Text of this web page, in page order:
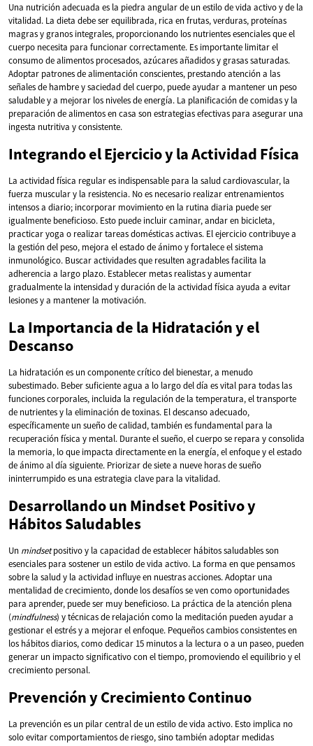
Una nutrición adecuada es la piedra angular de un estilo de vida activo y de la
vitalidad. La dieta debe ser equilibrada, rica en frutas, verduras, proteínas
magras y granos integrales, proporcionando los nutrientes esenciales que el
cuerpo necesita para funcionar correctamente. Es importante limitar el
consumo de alimentos procesados, azúcares añadidos y grasas saturadas.
Adoptar patrones de alimentación conscientes, prestando atención a las
señales de hambre y saciedad del cuerpo, puede ayudar a mantener un peso
saludable y a mejorar los niveles de energía. La planificación de comidas y la
preparación de alimentos en casa son estrategias efectivas para asegurar una
ingesta nutritiva y consistente.
Integrando el Ejercicio y la Actividad Física
La actividad física regular es indispensable para la salud cardiovascular, la
fuerza muscular y la resistencia. No es necesario realizar entrenamientos
intensos a diario; incorporar movimiento en la rutina diaria puede ser
igualmente beneficioso. Esto puede incluir caminar, andar en bicicleta,
practicar yoga o realizar tareas domésticas activas. El ejercicio contribuye a
la gestión del peso, mejora el estado de ánimo y fortalece el sistema
inmunológico. Buscar actividades que resulten agradables facilita la
adherencia a largo plazo. Establecer metas realistas y aumentar
gradualmente la intensidad y duración de la actividad física ayuda a evitar
lesiones y a mantener la motivación.
La Importancia de la Hidratación y el
Descanso
La hidratación es un componente crítico del bienestar, a menudo
subestimado. Beber suficiente agua a lo largo del día es vital para todas las
funciones corporales, incluida la regulación de la temperatura, el transporte
de nutrientes y la eliminación de toxinas. El descanso adecuado,
específicamente un sueño de calidad, también es fundamental para la
recuperación física y mental. Durante el sueño, el cuerpo se repara y consolida
la memoria, lo que impacta directamente en la energía, el enfoque y el estado
de ánimo al día siguiente. Priorizar de siete a nueve horas de sueño
ininterrumpido es una estrategia clave para la vitalidad.
Desarrollando un Mindset Positivo y
Hábitos Saludables
Un mindsetpositivo y la capacidad de establecer hábitos saludables son
esenciales para sostener un estilo de vida activo. La forma en que pensamos
sobre la salud y la actividad influye en nuestras acciones. Adoptar una
mentalidad de crecimiento, donde los desafíos se ven como oportunidades
para aprender, puede ser muy beneficioso. La práctica de la atención plena
(mindfulness) y técnicas de relajación como la meditación pueden ayudar a
gestionar el estrés y a mejorar el enfoque. Pequeños cambios consistentes en
los hábitos diarios, como dedicar 15 minutos a la lectura o a un paseo, pueden
generar un impacto significativo con el tiempo, promoviendo el equilibrio y el
crecimiento personal.
Prevención y Crecimiento Continuo
La prevención es un pilar central de un estilo de vida activo. Esto implica no
solo evitar comportamientos de riesgo, sino también adoptar medidas